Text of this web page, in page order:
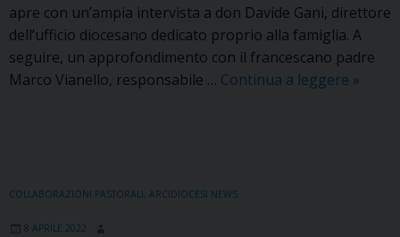
apre con un’ampia intervista a don Davide Gani, direttore
dell’ufficio diocesano dedicato proprio alla famiglia. A
seguire, un approfondimento con il francescano padre
Marco Vianello, responsabile … Continua a leggere Con
»
COLLABORAZIONI PASTORALI ARCIDIOCESI NEWS
8 APRILE 2022